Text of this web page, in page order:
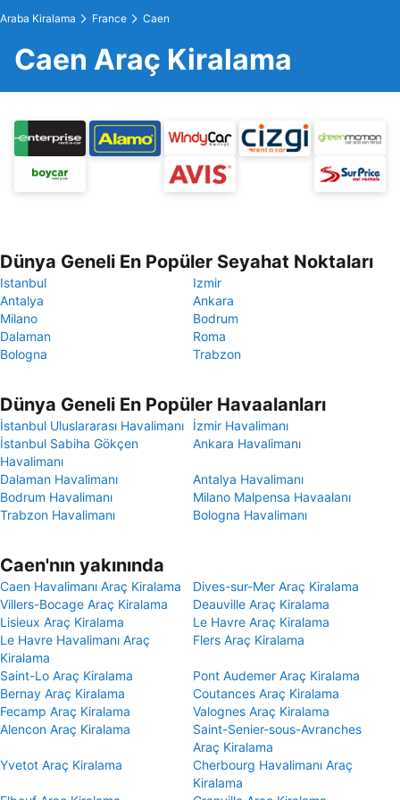
Araba Kiralama France Caen
Caen Araç Kiralama
Dünya Geneli En Popüler Seyahat Noktaları
Istanbul
Izmir
Antalya
Ankara
Milano
Bodrum
Dalaman
Roma
Bologna
Trabzon
Dünya Geneli En Popüler Havaalanları
İstanbul Uluslararası Havalimanı
İzmir Havalimanı
İstanbul Sabiha Gökçen
Havalimanı
Ankara Havalimanı
Dalaman Havalimanı
Antalya Havalimanı
Bodrum Havalimanı
Milano Malpensa Havaalanı
Trabzon Havalimanı
Bologna Havalimanı
Caen'nın yakınında
Caen Havalimanı Araç Kiralama
Dives-sur-Mer Araç Kiralama
Villers-Bocage Araç Kiralama
Deauville Araç Kiralama
Lisieux Araç Kiralama
Le Havre Araç Kiralama
Le Havre Havalimanı Araç
Kiralama
Flers Araç Kiralama
Saint-Lo Araç Kiralama
Pont Audemer Araç Kiralama
Bernay Araç Kiralama
Coutances Araç Kiralama
Fecamp Araç Kiralama
Valognes Araç Kiralama
Alencon Araç Kiralama
Saint-Senier-sous-Avranches
Araç Kiralama
Yvetot Araç Kiralama
Cherbourg Havalimanı Araç
Kiralama